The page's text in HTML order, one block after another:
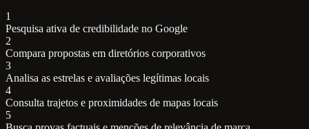
1
Pesquisa ativa de credibilidade no Google
2
Compara propostas em diretórios corporativos
3
Analisa as estrelas e avaliações legítimas locais
4
Consulta trajetos e proximidades de mapas locais
5